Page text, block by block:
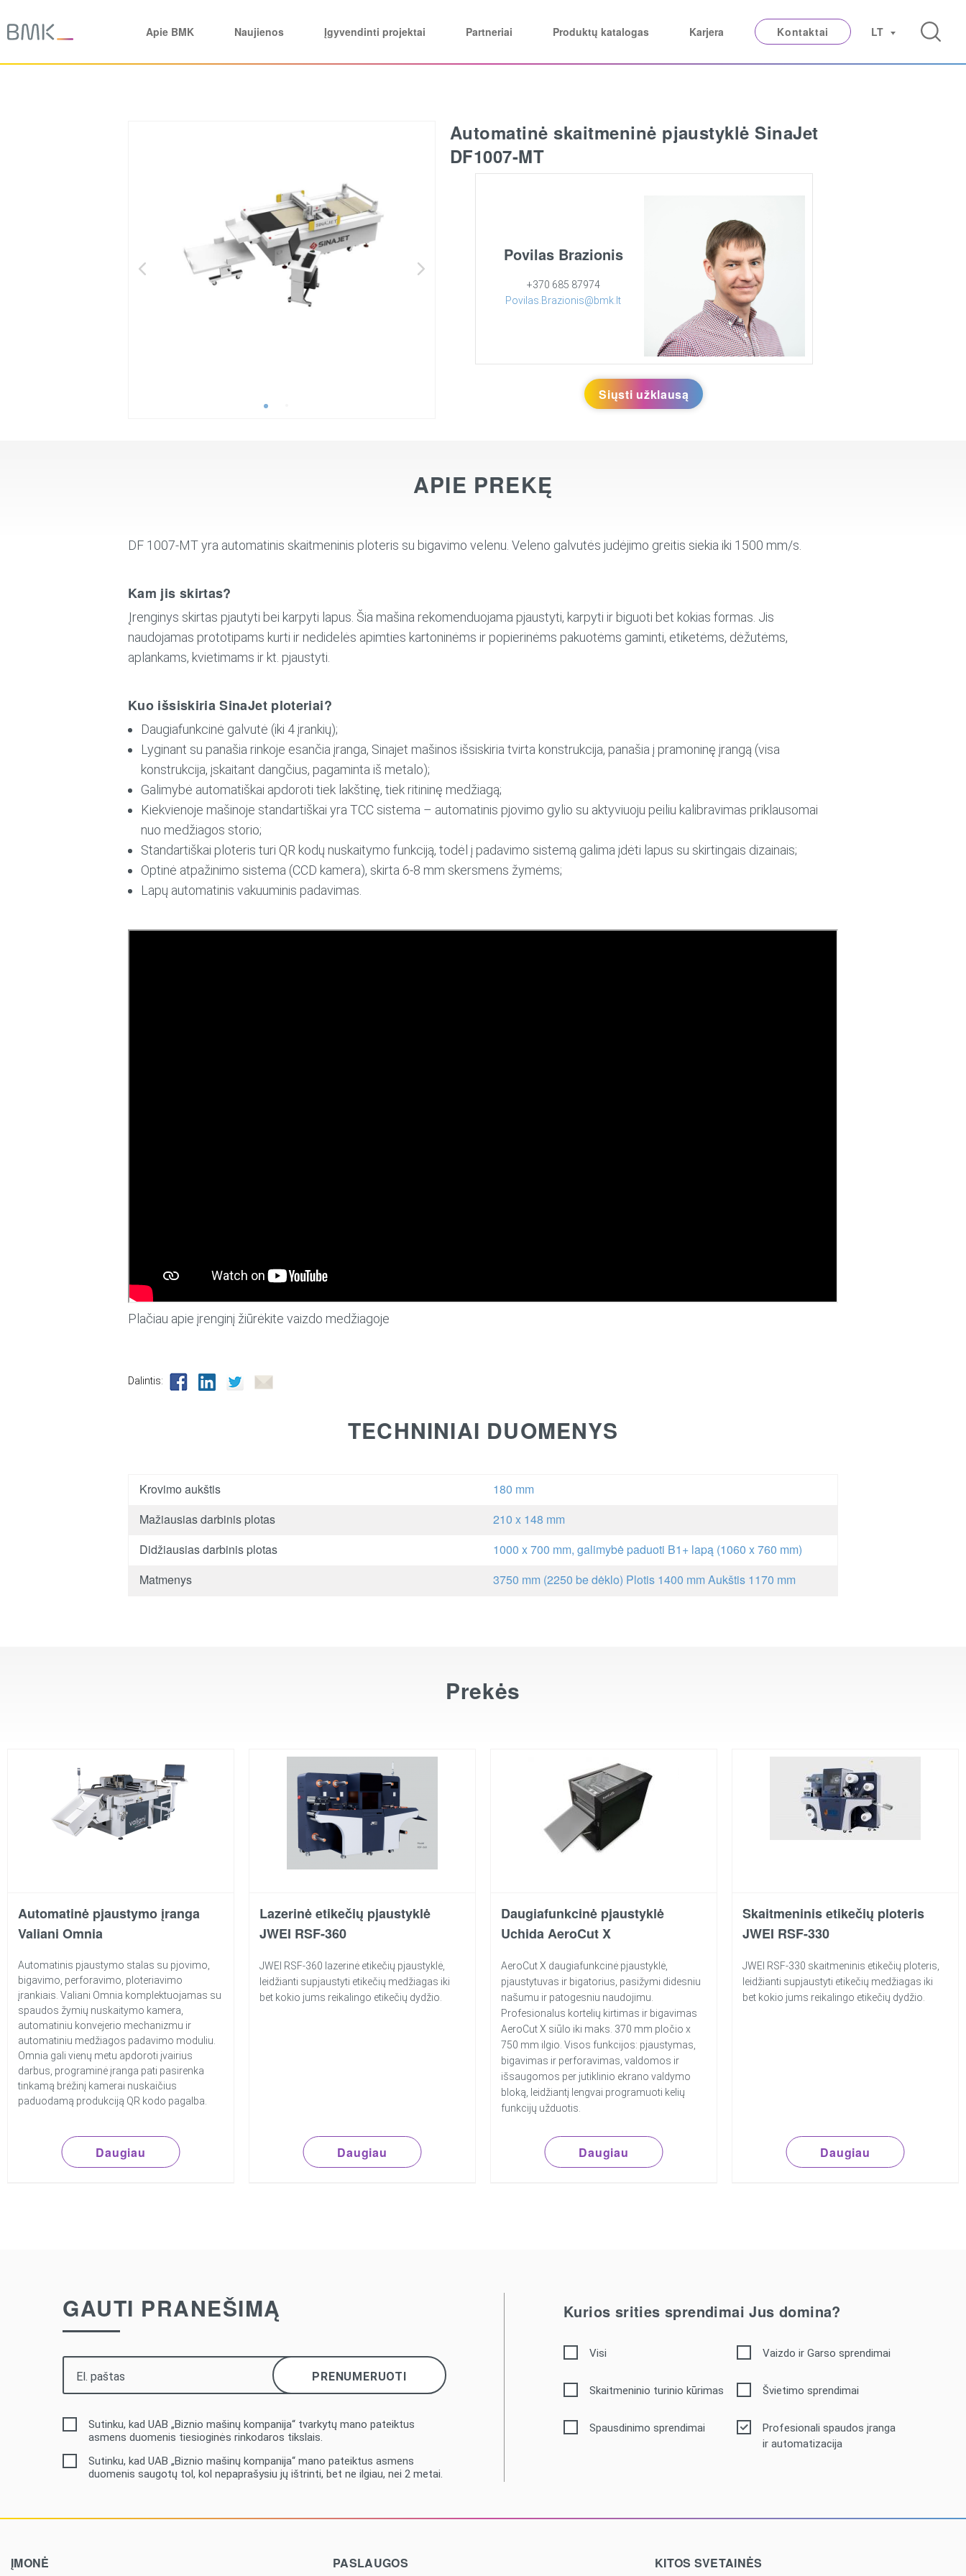
Apie BMK Naujienos Įgyvendinti projektai Partneriai Produktų katalogas Karjera Kontaktai LT
Automatinė skaitmeninė pjaustyklė SinaJet
DF1007-MT
Povilas Brazionis
+370 685 87974
Povilas.Brazionis@bmk.lt
Siųsti užklausą
APIE PREKĘ
DF 1007-MT yra automatinis skaitmeninis ploteris su bigavimo velenu. Veleno galvutės judėjimo greitis siekia iki 1500 mm/s.
Kam jis skirtas?
Įrenginys skirtas pjautyti bei karpyti lapus. Šia mašina rekomenduojama pjaustyti, karpyti ir biguoti bet kokias formas. Jis
naudojamas prototipams kurti ir nedidelės apimties kartoninėms ir popierinėms pakuotėms gaminti, etiketėms, dėžutėms,
aplankams, kvietimams ir kt. pjaustyti.
Kuo išsiskiria SinaJet ploteriai?
Daugiafunkcinė galvutė (iki 4 įrankių);
Lyginant su panašia rinkoje esančia įranga, Sinajet mašinos išsiskiria tvirta konstrukcija, panašia į pramoninę įrangą (visa
konstrukcija, įskaitant dangčius, pagaminta iš metalo);
Galimybė automatiškai apdoroti tiek lakštinę, tiek ritininę medžiagą;
Kiekvienoje mašinoje standartiškai yra TCC sistema – automatinis pjovimo gylio su aktyviuoju peiliu kalibravimas priklausomai
nuo medžiagos storio;
Standartiškai ploteris turi QR kodų nuskaitymo funkciją, todėl į padavimo sistemą galima įdėti lapus su skirtingais dizainais;
Optinė atpažinimo sistema (CCD kamera), skirta 6-8 mm skersmens žymėms;
Lapų automatinis vakuuminis padavimas.
Plačiau apie įrenginį žiūrėkite vaizdo medžiagoje
Dalintis:
TECHNINIAI DUOMENYS
Krovimo aukštis
180 mm
Mažiausias darbinis plotas
210 x 148 mm
Didžiausias darbinis plotas
1000 x 700 mm, galimybė paduoti B1+ lapą (1060 x 760 mm)
Matmenys
3750 mm (2250 be dėklo) Plotis 1400 mm Aukštis 1170 mm
Prekės
Automatinė pjaustymo įranga
Valiani Omnia
Automatinis pjaustymo stalas su pjovimo,
bigavimo, perforavimo, ploteriavimo
įrankiais. Valiani Omnia komplektuojamas su
spaudos žymių nuskaitymo kamera,
automatiniu konvejerio mechanizmu ir
automatiniu medžiagos padavimo moduliu.
Omnia gali vienų metu apdoroti įvairius
darbus, programinė įranga pati pasirenka
tinkamą brėžinį kamerai nuskaičius
paduodamą produkciją QR kodo pagalba.
Daugiau
Lazerinė etikečių pjaustyklė
JWEI RSF-360
JWEI RSF-360 lazerinė etikečių pjaustyklė,
leidžianti supjaustyti etikečių medžiagas iki
bet kokio jums reikalingo etikečių dydžio.
Daugiau
Daugiafunkcinė pjaustyklė
Uchida AeroCut X
AeroCut X daugiafunkcinė pjaustyklė,
pjaustytuvas ir bigatorius, pasižymi didesniu
našumu ir patogesniu naudojimu.
Profesionalus kortelių kirtimas ir bigavimas
AeroCut X siūlo iki maks. 370 mm pločio x
750 mm ilgio. Visos funkcijos: pjaustymas,
bigavimas ir perforavimas, valdomos ir
išsaugomos per jutiklinio ekrano valdymo
bloką, leidžiantį lengvai programuoti kelių
funkcijų užduotis.
Daugiau
Skaitmeninis etikečių ploteris
JWEI RSF-330
JWEI RSF-330 skaitmeninis etikečių ploteris,
leidžianti supjaustyti etikečių medžiagas iki
bet kokio jums reikalingo etikečių dydžio.
Daugiau
GAUTI PRANEŠIMĄ
Sutinku, kad UAB „Biznio mašinų kompanija“ tvarkytų mano pateiktus
asmens duomenis tiesioginės rinkodaros tikslais.
Sutinku, kad UAB „Biznio mašinų kompanija“ mano pateiktus asmens
duomenis saugotų tol, kol nepaprašysiu jų ištrinti, bet ne ilgiau, nei 2 metai.
Kurios srities sprendimai Jus domina?
Visi Vaizdo ir Garso sprendimai
Skaitmeninio turinio kūrimas Švietimo sprendimai
Spausdinimo sprendimai
Profesionali spaudos įranga
ir automatizacija
ĮMONĖ PASLAUGOS KITOS SVETAINĖS